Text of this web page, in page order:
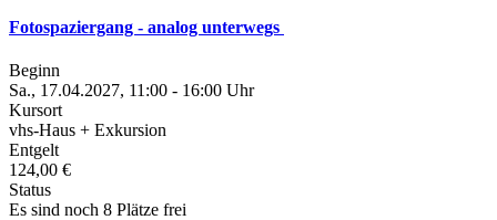
Fotospaziergang - analog unterwegs
Beginn
Sa., 17.04.2027, 11:00 - 16:00 Uhr
Kursort
vhs-Haus + Exkursion
Entgelt
124,00 €
Status
Es sind noch 8 Plätze frei